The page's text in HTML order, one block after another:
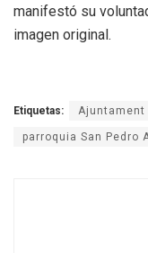
manifestó su
imagen original.
Etiquetas: Ajuntament
parroquia San Pedro